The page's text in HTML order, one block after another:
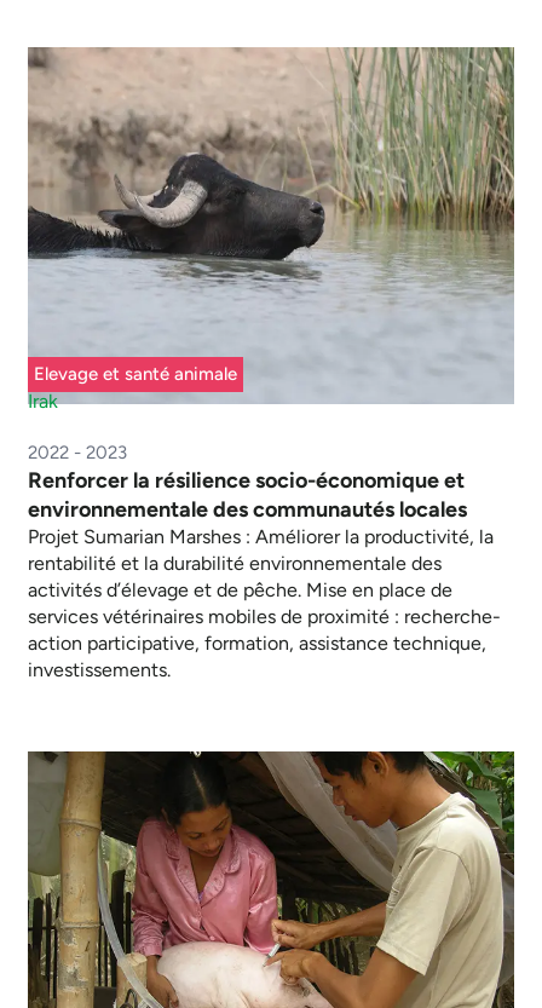
Elevage et santé animale
Irak
2022 - 2023
Renforcer la résilience socio-économique et
environnementale des communautés locales
Projet Sumarian Marshes : Améliorer la productivité, la
rentabilité et la durabilité environnementale des
activités d’élevage et de pêche. Mise en place de
services vétérinaires mobiles de proximité : recherche-
action participative, formation, assistance technique,
investissements.